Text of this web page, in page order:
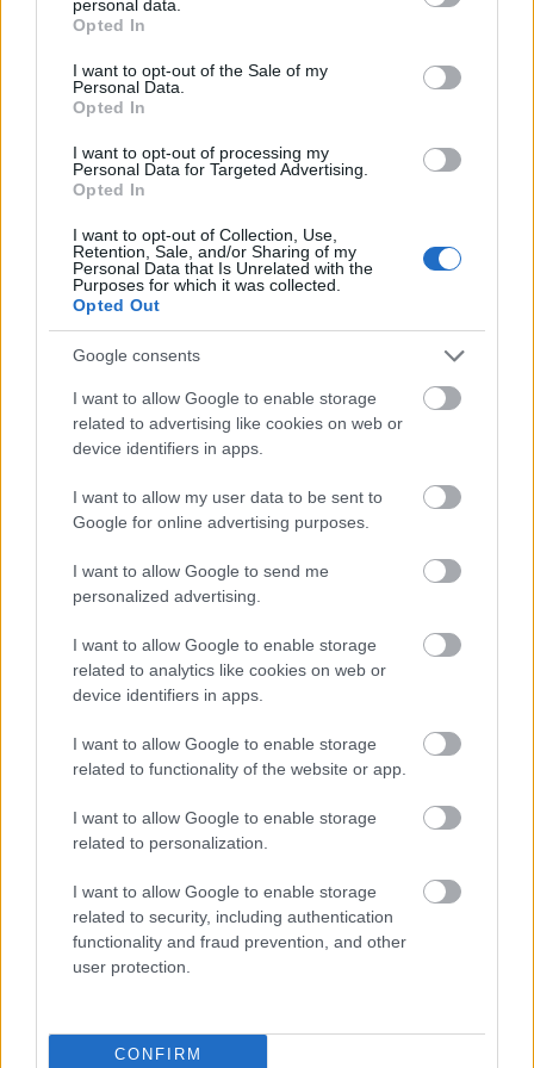
grant or deny consent to Google and its third-party tags to
use your data for below specified purposes in below Google
consent section.
personal data.
Opted In
I want to opt-out of the Sale of my
Personal Data.
Opted In
I want to opt-out of processing my
Personal Data for Targeted Advertising.
Opted In
I want to opt-out of Collection, Use,
Retention, Sale, and/or Sharing of my
Personal Data that Is Unrelated with the
Purposes for which it was collected.
Opted Out
Google consents
I want to allow Google to enable storage
related to advertising like cookies on web or
device identifiers in apps.
I want to allow my user data to be sent to
Google for online advertising purposes.
I want to allow Google to send me
personalized advertising.
I want to allow Google to enable storage
related to analytics like cookies on web or
device identifiers in apps.
I want to allow Google to enable storage
related to functionality of the website or app.
I want to allow Google to enable storage
related to personalization.
I want to allow Google to enable storage
related to security, including authentication
functionality and fraud prevention, and other
user protection.
CONFIRM
A mozdulatlan örökmozgó - Tíz éve
halt meg Eörsi István
Kettős Mérce vendégszerző
Eörsi István a rendszerváltás utáni közélet egy olyan
alakja volt, aki a kezdetektől szkeptikus maradt a
szemben, és próbálta megóvni a szocializmus
gondolatának azon elemeit, melyek
elengedhetetlenek egy valódi demokrácia és
szolidáris…
JámborAndrás• 2012. október 21.
A Népszabadság egy petíciót tett közé Orbán
elűzésének fontosságáról, az ellenzéki összefogás
szükségességéről. A kiáltványt neves értelmiségiek,
írók, tudományos kutatók, közéleti személyiségek
sora írta alá. De megalakult Bajnai Alapítványa,
egyesülete is. Én…
A Fidesz megint eltussolja az
JámborAndrás •2012. június 08.
Előbb elfelejtette a határidőig felállítani, majd
bejelentették nem is lesz ilyen, most pedig az
ellenfelét rakná a Nemzeti Emlékezet Bizottságának
élére a Fidesz. Boross Péter lesz a Nemzeti Emlékezet
bizottságának elnöke a Magyar…
JámborAndrás•2012. június 01.